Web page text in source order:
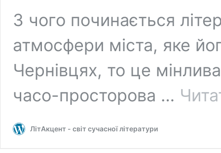
З чого починається
атмосфери міста, яке
Чернівцях, то це
часо-просторова …
ЛітАкцент - світ сучасної літератури